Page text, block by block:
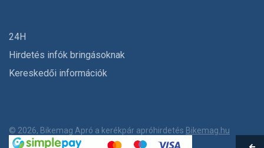
24H
Hirdetés infók bringásoknak
Kereskedői információk
© 2026, Bikemag Apró a kerékpár apróhirdetés Bikemag.hu